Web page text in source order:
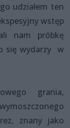
udziałem ten
wstęp
nam próbkę
się wydarzy w
grania,
znany jako